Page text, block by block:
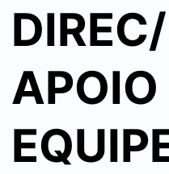
APOIO